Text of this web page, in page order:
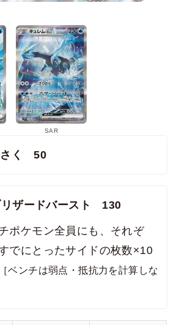
SAR
く 50
ザードバースト 130
ポケモン全員にも、それぞ
でにとったサイドの枚数×10
［ベンチは弱点・抵抗力を計算しな